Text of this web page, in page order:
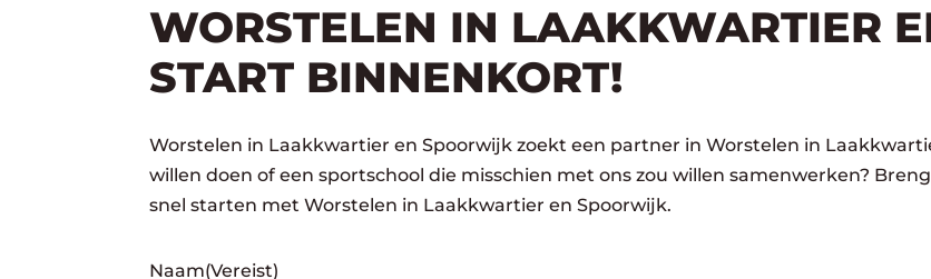
WORSTELEN IN LAAKKWARTIER
START BINNENKORT!
Worstelen in Laakkwartier en Spoorwijk zoekt een partner in Worstelen in
willen doen of een sportschool die misschien met ons zou willen samenwerken?
snel starten met Worstelen in Laakkwartier en Spoorwijk.
Naam(Vereist)